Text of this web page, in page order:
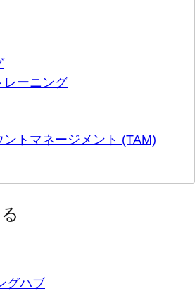
レーニング
トマネージメント (TAM)
グハブ